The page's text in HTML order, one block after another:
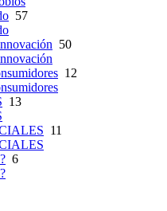
57
50
12
13
11
6